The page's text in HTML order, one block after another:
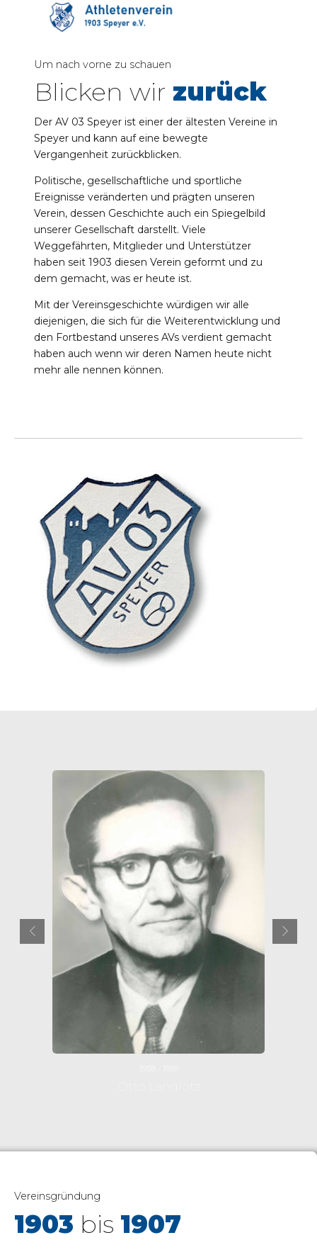
Um nach vorne zu schauen
Blicken wir zurück
Der AV 03 Speyer ist einer der ältesten Vereine in
Speyer und kann auf eine bewegte
Vergangenheit zurückblicken.
Politische, gesellschaftliche und sportliche
Ereignisse veränderten und prägten unseren
Verein, dessen Geschichte auch ein Spiegelbild
unserer Gesellschaft darstellt. Viele
Weggefährten, Mitglieder und Unterstützer
haben seit 1903 diesen Verein geformt und zu
dem gemacht, was er heute ist.
Mit der Vereinsgeschichte würdigen wir alle
diejenigen, die sich für die Weiterentwicklung und
den Fortbestand unseres AVs verdient gemacht
haben auch wenn wir deren Namen heute nicht
mehr alle nennen können.
Vereinsgründung
1903 bis 1907